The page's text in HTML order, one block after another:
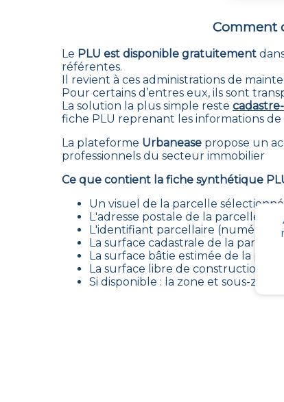
Comment
Le PLU est disponible gratuitement
référentes.
Il revient à ces administrations de
Pour certains d’entres eux, ils sont
La solution la plus simple reste
fiche PLU reprenant les informations
La plateforme Urbanease propose un
professionnels du secteur immobilier
Ce que contient la fiche synthétique
Un visuel de la parcelle
L'adresse postale de la parcelle
L'identifiant parcellaire (numéro
La surface cadastrale de la parcelle,
La surface bâtie estimée de la
La surface libre de construction au
Si disponible : la zone et sous-